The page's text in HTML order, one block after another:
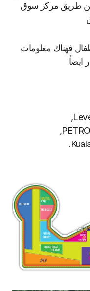
عن طريق مركز سوق
فهناك معلومات
ايضاً